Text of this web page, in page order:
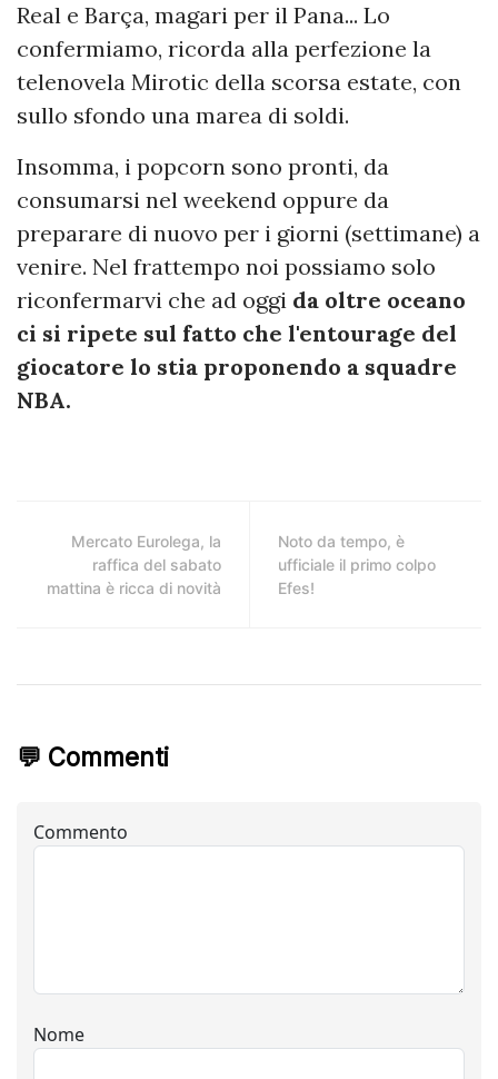
Real e Barça, magari per il Pana... Lo
confermiamo, ricorda alla perfezione la
telenovela Mirotic della scorsa estate, con
sullo sfondo una marea di soldi.
Insomma, i popcorn sono pronti, da
consumarsi nel weekend oppure da
preparare di nuovo per i giorni (settimane) a
venire. Nel frattempo noi possiamo solo
riconfermarvi che ad oggi da oltre oceano
ci si ripete sul fatto che l'entourage del
giocatore lo stia proponendo a squadre
NBA.
Mercato Eurolega, la
raffica del sabato
mattina è ricca di novità
Noto da tempo, è
ufficiale il primo colpo
Efes!
💬 Commenti